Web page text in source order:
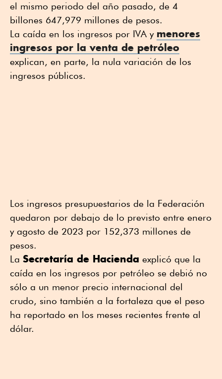
el mismo periodo del año pasado, de 4
billones 647,979 millones de pesos.
La caída en los ingresos por IVA y menores
ingresos por la venta de petróleo
explican, en parte, la nula variación de los
ingresos públicos.
Los ingresos presupuestarios de la Federación
quedaron por debajo de lo previsto entre enero
y agosto de 2023 por 152,373 millones de
pesos.
La Secretaría de Hacienda explicó que la
caída en los ingresos por petróleo se debió no
sólo a un menor precio internacional del
crudo, sino también a la fortaleza que el peso
ha reportado en los meses recientes frente al
dólar.